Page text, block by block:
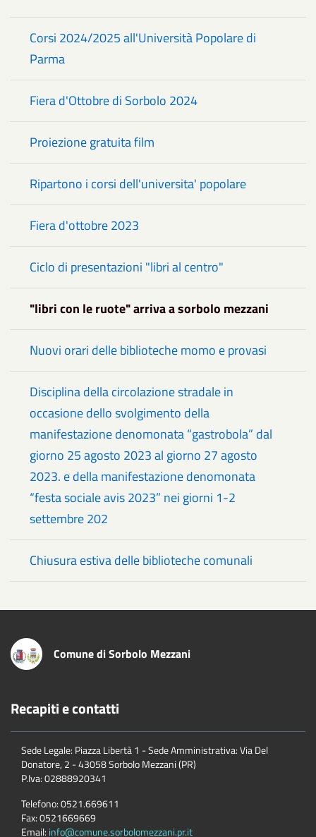
Corsi 2024/2025 all'Università Popolare di
Parma
Fiera d'Ottobre di Sorbolo 2024
Proiezione gratuita film
Ripartono i corsi dell'universita' popolare
Fiera d'ottobre 2023
Ciclo di presentazioni "libri al centro"
"libri con le ruote" arriva a sorbolo mezzani
Nuovi orari delle biblioteche momo e provasi
Disciplina della circolazione stradale in
occasione dello svolgimento della
manifestazione denomonata “gastrobola” dal
giorno 25 agosto 2023 al giorno 27 agosto
2023. e della manifestazione denomonata
“festa sociale avis 2023” nei giorni 1-2
settembre 202
Chiusura estiva delle biblioteche comunali
Comune di Sorbolo Mezzani
Recapiti e contatti
Sede Legale: Piazza Libertà 1 - Sede Amministrativa: Via Del
Donatore, 2 - 43058 Sorbolo Mezzani (PR)
P.Iva:02888920341
Telefono:0521.669611
Fax:0521669669
Email: info@comune.sorbolomezzani.pr.it